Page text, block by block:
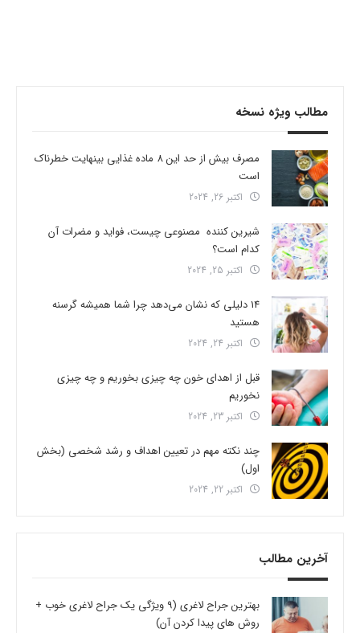
مطالب ویژه نسخه
مصرف بیش از حد این 8 ماده غذایی بینهایت خطرناک
است
اکتبر 26, 2024
شیرین کننده مصنوعی چیست، فواید و مضرات آن
کدام است؟
اکتبر 25, 2024
14 دلیلی که نشان می‌دهد چرا شما همیشه گرسنه
هستید
اکتبر 24, 2024
قبل از اهدای خون چه چیزی بخوریم و چه چیزی
نخوریم
اکتبر 23, 2024
چند نکته مهم در تعیین اهداف و رشد شخصی (بخش
اول)
اکتبر 22, 2024
آخرین مطالب
بهترین جراح لاغری (9 ویژگی یک جراح لاغری خوب +
روش های پیدا کردن آن)